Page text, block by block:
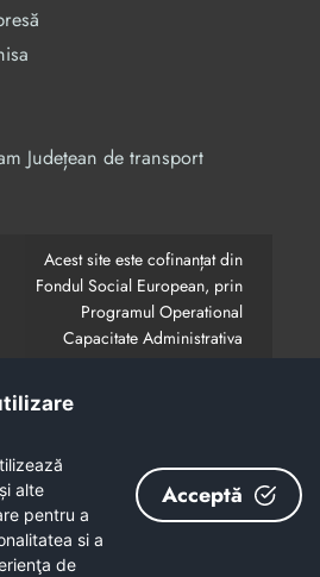
Județean de transport
Acest site este cofinanțat din
Fondul Social European, prin
Programul Operational
Capacitate Administrativa
128880/652;
site web nu reprezintă în mod
oficială a Uniunii Europene.
asupra corectitudinii și
revine inițiatorilor site-
alte
pentru a
si a
de
Acceptă